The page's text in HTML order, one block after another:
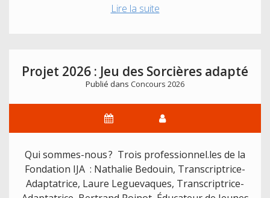
Lire la suiteProjet
interactif
et
dynamique
Projet 2026 : Jeu des Sorcières adapté
Publié dans Concours 2026
Qui sommes-nous ? Trois professionnel.les de la
Fondation IJA : Nathalie Bedouin, Transcriptrice-
Adaptatrice, Laure Leguevaques, Transcriptrice-